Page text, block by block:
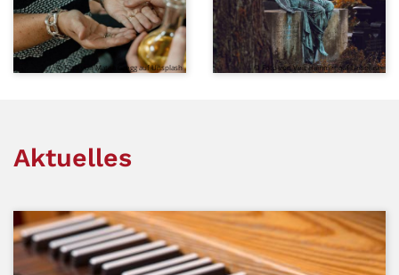
© Foto von Matea Gregg auf Unsplash © Foto von Veit Hammer auf Unsplash
Aktuelles